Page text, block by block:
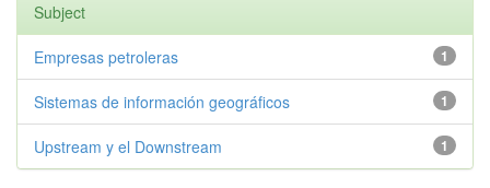
Subject
1
Empresas petroleras
1
Sistemas de información geográficos
1
Upstream y el Downstream